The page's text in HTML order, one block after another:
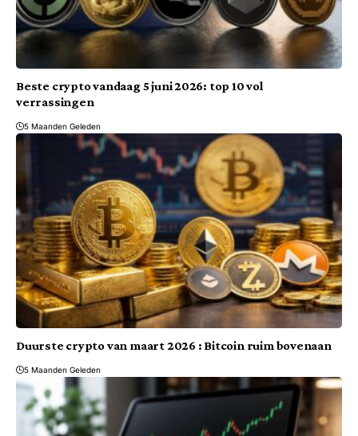
Beste crypto vandaag 5 juni 2026: top 10 vol
verrassingen
5 Maanden Geleden
Duurste crypto van maart 2026 : Bitcoin ruim bovenaan
5 Maanden Geleden